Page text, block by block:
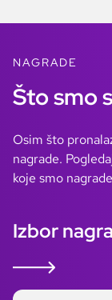
NAGRADE
Što smo
Osim što
nagrade.
koje smo
Izbor